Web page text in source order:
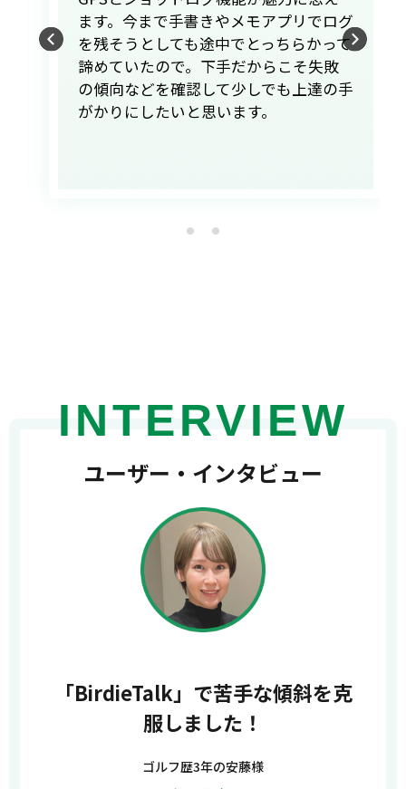
ます。今まで手書きやメモアプリでログ
を残そうとしても途中でとっちらかって
諦めていたので。下手だからこそ失敗
の傾向などを確認して少しでも上達の手
がかりにしたいと思います。
INTERVIEW
ユーザー・インタビュー
「BirdieTalk」で苦手な傾斜を克
服しました！
ゴルフ歴3年の安藤様